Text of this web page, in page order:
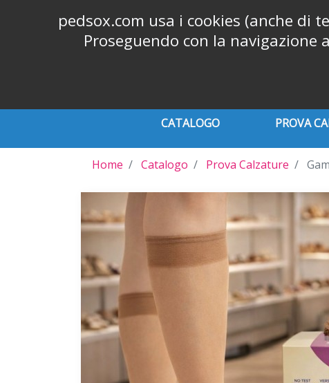
CATALOGO PROVA
Home Catalogo Prova Calzature
pedsox.com usa i cookies (anche di
Proseguendo con la navigazione